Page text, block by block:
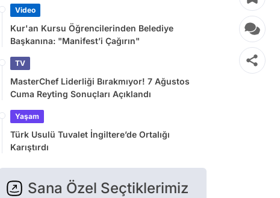
Video
Kur'an Kursu Öğrencilerinden Belediye
Başkanına: "Manifest’i Çağırın"
TV
MasterChef Liderliği Bırakmıyor! 7 Ağustos
Cuma Reyting Sonuçları Açıklandı
Yaşam
Türk Usulü Tuvalet İngiltere’de Ortalığı
Karıştırdı
Sana Özel Seçtiklerimiz